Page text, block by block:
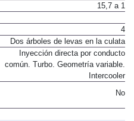
15,7 a 1
4
Dos árboles de levas en la culata
Inyección directa por conducto
común. Turbo. Geometría variable.
Intercooler
No